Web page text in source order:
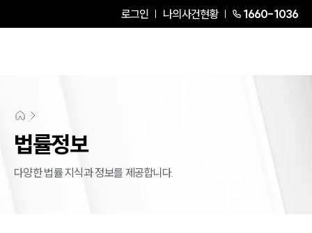
로그인 나의사건현황 1660-1036
법률정보
다양한 법률 지식과 정보를 제공합니다.